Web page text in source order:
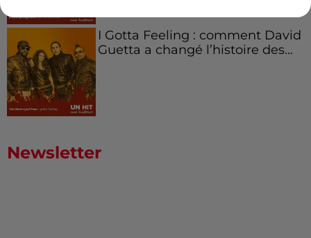
I Gotta Feeling : comment David
Guetta a changé l’histoire des...
Newsletter